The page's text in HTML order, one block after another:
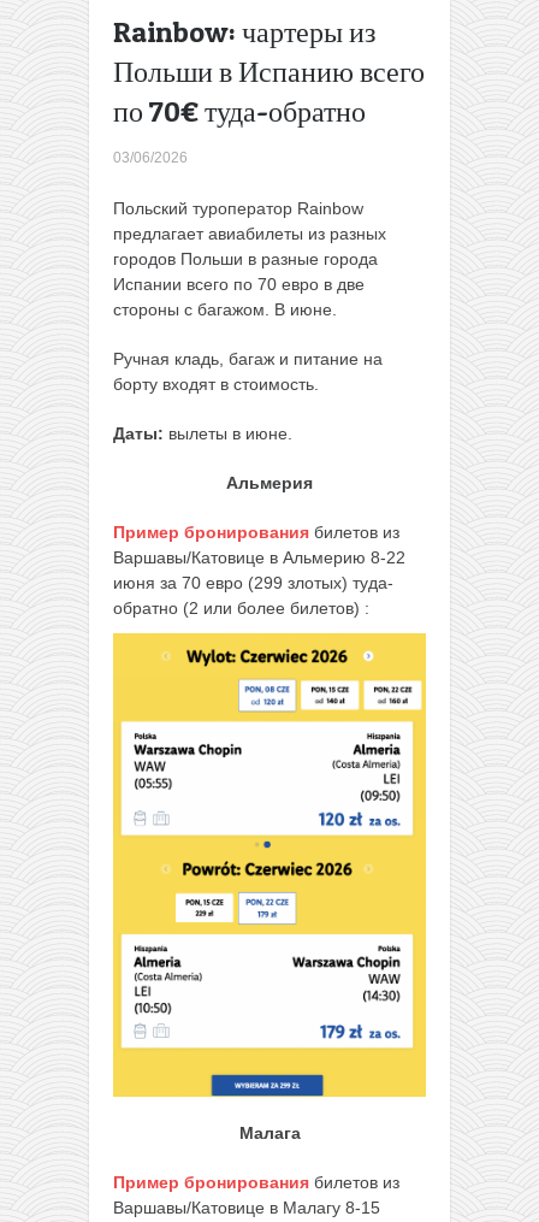
Rainbow: чартеры из
Польши в Испанию всего
по 70€ туда-обратно
03/06/2026
Польский туроператор Rainbow
предлагает авиабилеты из разных
городов Польши в разные города
Испании всего по 70 евро в две
стороны с багажом. В июне.
Ручная кладь, багаж и питание на
борту входят в стоимость.
Даты: вылеты в июне.
Альмерия
Пример бронирования билетов из
Варшавы/Катовице в Альмерию 8-22
июня за 70 евро (299 злотых) туда-
обратно (2 или более билетов) :
Малага
Пример бронирования билетов из
Варшавы/Катовице в Малагу 8-15
из Литвы